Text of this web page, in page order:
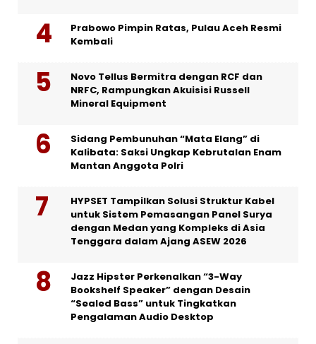
Prabowo Pimpin Ratas, Pulau Aceh Resmi
Kembali
Novo Tellus Bermitra dengan RCF dan
NRFC, Rampungkan Akuisisi Russell
Mineral Equipment
Sidang Pembunuhan “Mata Elang” di
Kalibata: Saksi Ungkap Kebrutalan Enam
Mantan Anggota Polri
HYPSET Tampilkan Solusi Struktur Kabel
untuk Sistem Pemasangan Panel Surya
dengan Medan yang Kompleks di Asia
Tenggara dalam Ajang ASEW 2026
Jazz Hipster Perkenalkan “3-Way
Bookshelf Speaker” dengan Desain
“Sealed Bass” untuk Tingkatkan
Pengalaman Audio Desktop